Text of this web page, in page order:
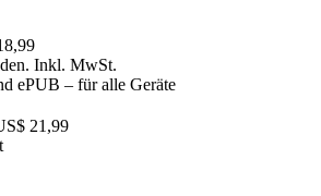
Inkl. MwSt.
ePUB – für alle Geräte
21,99